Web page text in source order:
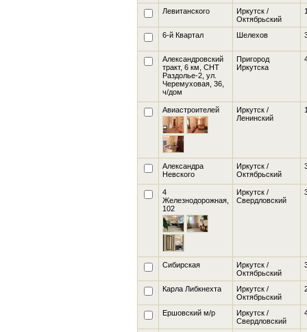
Левитанского
Иркутск /
Октябрьский
6-й Квартал Шелехов
Александровский
тракт, 6 км, СНТ
Раздолье-2, ул.
Черемуховая, 36
ч/дом
Пригород
Иркутска
Авиастроителей
Иркутск /
Ленинский
Александра
Невского
Иркутск /
Октябрьский
4
Железнодорожная,
102
Иркутск /
Свердловский
Сибирская
Иркутск /
Октябрьский
Карла Либкнехта
Иркутск /
Октябрьский
Ершовский м/р
Иркутск /
Свердловский